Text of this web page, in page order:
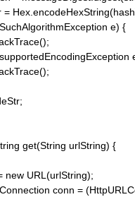
=
e) {
get(String urlString) {
= new URL(urlString);
conn =